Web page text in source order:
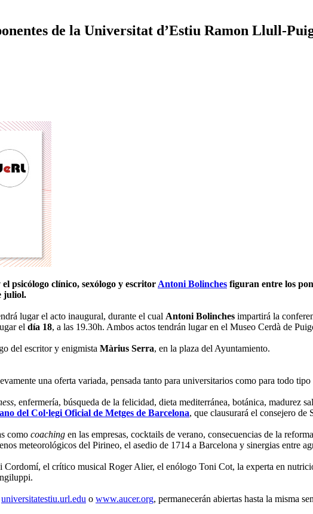
de la Universitat d’Estiu Ramon Llull-
psicólogo clínico, sexólogo y escritor Antoni Bolinches figuran entre los
juliol.
lugar el acto inaugural, durante el cual Antoni Bolinches impartirá la
el día 18, a las 19.30h. Ambos actos tendrán lugar en el Museo Cerdà de
del escritor y enigmista Màrius Serra, en la plaza del Ayuntamiento.
una oferta variada, pensada tanto para universitarios como para todo tipo
, enfermería, búsqueda de la felicidad, dieta mediterránea, botánica, madurez
del Col·legi Oficial de Metges de Barcelona, que clausurará el consejero de
como coaching en las empresas, cocktails de verano, consecuencias de la
meteorológicos del Pirineo, el asedio de 1714 a Barcelona y sinergias entre
el crítico musical Roger Alier, el enólogo Toni Cot, la experta en
universitatestiu.url.edu o www.aucer.org, permanecerán abiertas hasta la misma